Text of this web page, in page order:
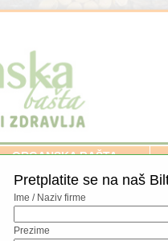
ORGANSKA BAŠTA
Povrće,Povrće / Voće / Začini
Pretplatite se na naš
Ime / Naziv firme
Prezime